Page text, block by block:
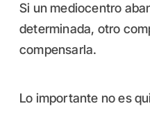
Si un mediocentro
determinada, otro
compensarla.
Lo importante no es